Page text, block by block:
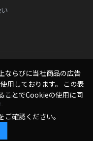
Japan Co., Ltd.
ならびに当社商品の広告
用しております。 この表
ことでCookieの使用に同
ご確認ください。